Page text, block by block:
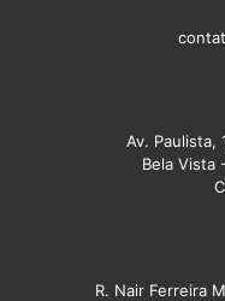
Av. Paulista,
Bela Vista
R. Nair Ferreira